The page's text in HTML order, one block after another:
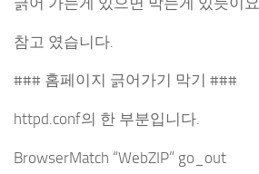
참고 였습니다.
### 홈페이지 긁어가기 막기 ###
httpd.conf의 한 부분입니다.
BrowserMatch “WebZIP” go_out